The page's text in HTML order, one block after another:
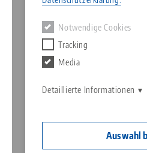
Notwendige Cookies
Tracking
Media
Detaillierte Informationen
Auswahl
Search